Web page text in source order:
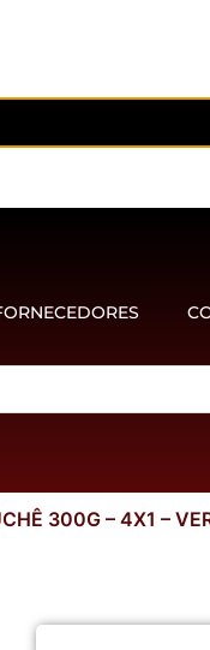
300G – 4X1 –